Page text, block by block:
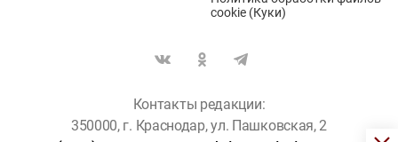
cookie (Куки)
Контакты редакции:
350000, г. Краснодар, ул. Пашковская, 2